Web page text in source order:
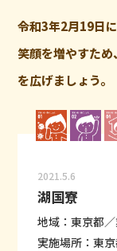
令和3年2月19日
笑顔を増やすた
を広げましょう。
2021.5.6
湖国寮
地域：東京都
実施場所：東